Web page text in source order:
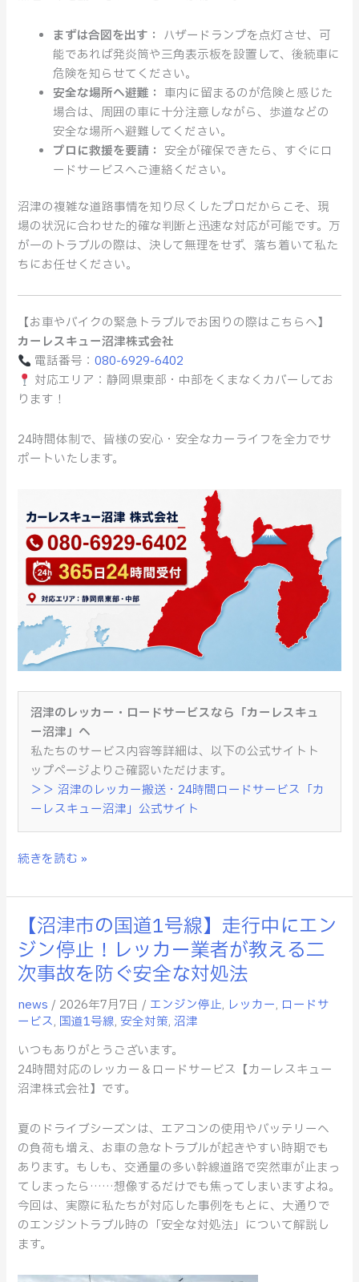
まずは合図を出す： ハザードランプを点灯させ、可
能であれば発炎筒や三角表示板を設置して、後続車に
危険を知らせてください。
安全な場所へ避難： 車内に留まるのが危険と感じた
場合は、周囲の車に十分注意しながら、歩道などの
安全な場所へ避難してください。
プロに救援を要請： 安全が確保できたら、すぐにロ
ードサービスへご連絡ください。
沼津の複雑な道路事情を知り尽くしたプロだからこそ、現
場の状況に合わせた的確な判断と迅速な対応が可能です。万
が一のトラブルの際は、決して無理をせず、落ち着いて私た
ちにお任せください。
【お車やバイクの緊急トラブルでお困りの際はこちらへ】
カーレスキュー沼津株式会社
電話番号：080-6929-6402
対応エリア：静岡県東部・中部をくまなくカバーしてお
ります！
24時間体制で、皆様の安心・安全なカーライフを全力でサ
ポートいたします。
沼津のレッカー・ロードサービスなら「カーレスキュ
ー沼津」へ
私たちのサービス内容等詳細は、以下の公式サイトト
ップページよりご確認いただけます。
＞＞ 沼津のレッカー搬送・24時間ロードサービス「カ
ーレスキュー沼津」公式サイト
続きを読む »
【沼津市の国道1号線】走行中にエン
ジン停止！レッカー業者が教える二
次事故を防ぐ安全な対処法
news / 2026年7月7日/ エンジン停止, レッカー, ロードサ
ービス, 国道1号線, 安全対策,沼津
いつもありがとうございます。
24時間対応のレッカー＆ロードサービス【カーレスキュー
沼津株式会社】です。
夏のドライブシーズンは、エアコンの使用やバッテリーへ
の負荷も増え、お車の急なトラブルが起きやすい時期でも
あります。もしも、交通量の多い幹線道路で突然車が止まっ
てしまったら……想像するだけでも焦ってしまいますよね。
今回は、実際に私たちが対応した事例をもとに、大通りで
のエンジントラブル時の「安全な対処法」について解説し
ます。
【沼
津
市
の
国
道
号
線】
走
中
に
エ
ン
ジ
ン
停